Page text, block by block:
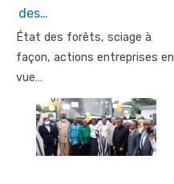
des…
État des forêts, sciage à
façon, actions entreprises en
vue…